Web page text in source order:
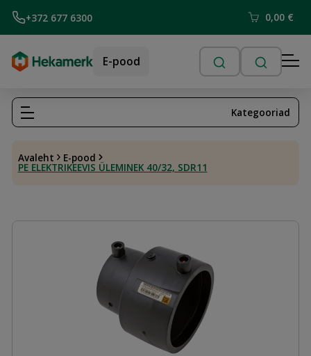
+372 677 6300 0,00 €
E-pood
Avaleht E-pood
PE ELEKTRIKEEVIS ÜLEMINEK 40/32, SDR11
Kategooriad